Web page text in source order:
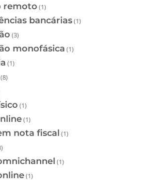
remoto (1)
bancárias(1)
(3)
monofásica (1)
(1)
(8)
(1)
(1)
nota fiscal (1)
(1)
(1)